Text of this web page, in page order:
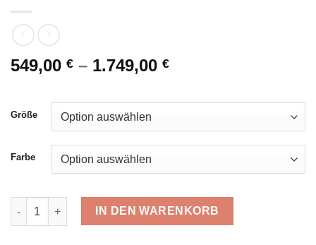
549,00 € – 1.749,00 €
Größe
Farbe
Medica Care 1000 TFK H3 Menge
IN DEN WARENKORB